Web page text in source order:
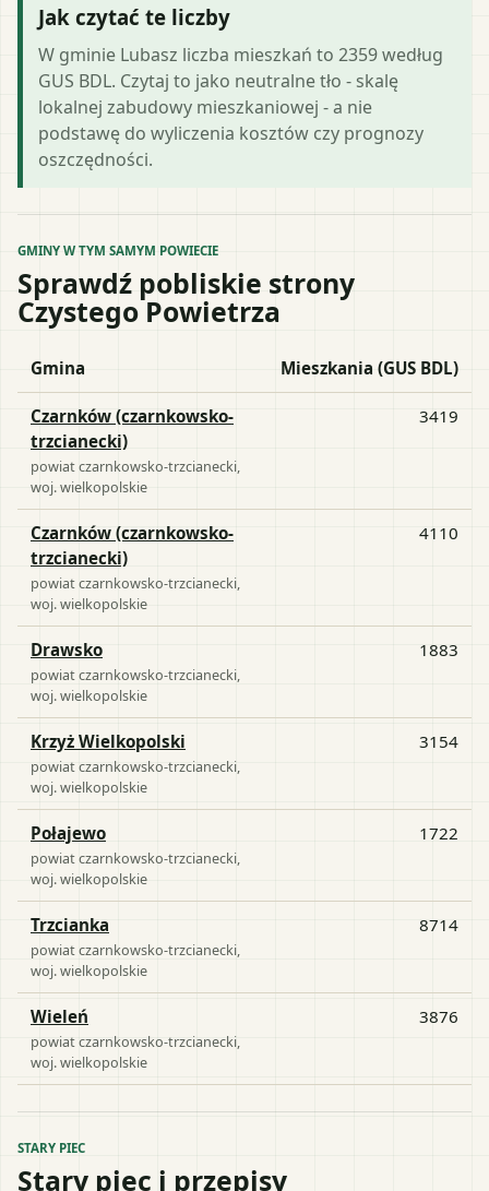
Jak czytać te liczby
W gminie Lubasz liczba mieszkań to 2359 według
GUS BDL. Czytaj to jako neutralne tło - skalę
lokalnej zabudowy mieszkaniowej - a nie
podstawę do wyliczenia kosztów czy prognozy
oszczędności.
GMINY W TYM SAMYM POWIECIE
Sprawdź pobliskie strony
Czystego Powietrza
Gmina Mieszkania (GUS BDL)
Czarnków (czarnkowsko-
trzcianecki)
powiatczarnkowsko-trzcianecki
woj.wielkopolskie
3419
Czarnków (czarnkowsko-
trzcianecki)
powiatczarnkowsko-trzcianecki
woj.wielkopolskie
4110
Drawsko
powiatczarnkowsko-trzcianecki
woj.wielkopolskie
1883
Krzyż Wielkopolski
powiatczarnkowsko-trzcianecki
woj.wielkopolskie
3154
Połajewo
powiatczarnkowsko-trzcianecki
woj.wielkopolskie
1722
Trzcianka
powiatczarnkowsko-trzcianecki
woj.wielkopolskie
8714
Wieleń
powiatczarnkowsko-trzcianecki
woj.wielkopolskie
3876
STARY PIEC
Stary piec i przepisy